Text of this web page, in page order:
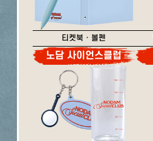
티켓북 · 볼펜
노담 사이언스클럽